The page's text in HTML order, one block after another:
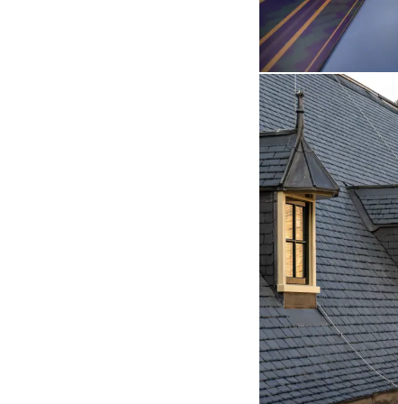
Zo bouwen